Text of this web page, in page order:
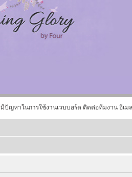
มีปัญหาในการใช้งานเวบบอร์ด ติดต่อทีมงาน อีเม